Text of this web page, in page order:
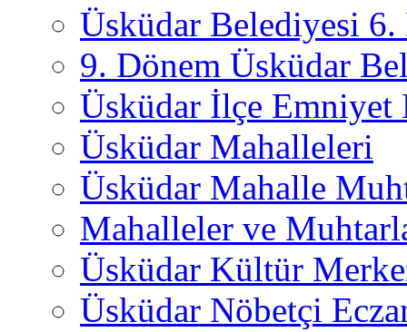
Üsküdar Belediyesi 6.
9. Dönem Üsküdar
Üsküdar İlçe
Üsküdar Mahalleleri
Üsküdar Mahalle
Mahalleler ve
Üsküdar Kültür
Üsküdar Nöbetçi